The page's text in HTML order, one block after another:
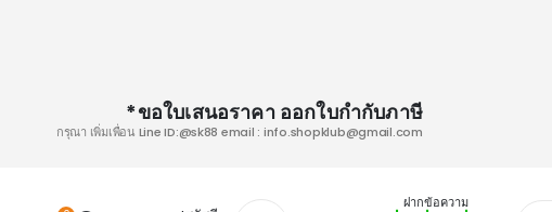
ขอใบเสนอราคา ออกใบกำกับภาษี*
กรุณา เพิ่มเพื่อน Line ID:@sk88 email : info.shopklub@gmail.com
ฝากข้อความ